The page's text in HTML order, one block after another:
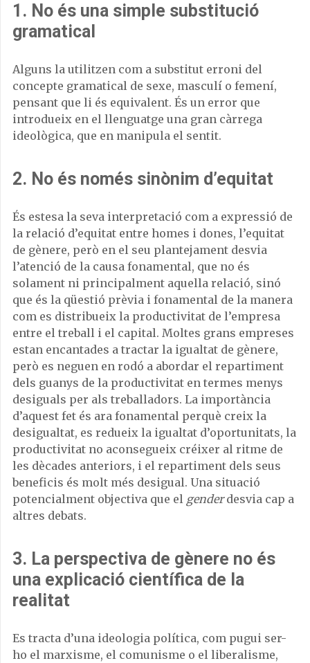
1. No és una simple substitució
gramatical
Alguns la utilitzen com a substitut erroni del
concepte gramatical de sexe, masculí o femení,
pensant que li és equivalent. És un error que
introdueix en el llenguatge una gran càrrega
ideològica, que en manipula el sentit.
2. No és només sinònim d’equitat
És estesa la seva interpretació com a expressió de
la relació d’equitat entre homes i dones, l’equitat
de gènere, però en el seu plantejament desvia
l’atenció de la causa fonamental, que no és
solament ni principalment aquella relació, sinó
que és la qüestió prèvia i fonamental de la manera
com es distribueix la productivitat de l’empresa
entre el treball i el capital. Moltes grans empreses
estan encantades a tractar la igualtat de gènere,
però es neguen en rodó a abordar el repartiment
dels guanys de la productivitat en termes menys
desiguals per als treballadors. La importància
d’aquest fet és ara fonamental perquè creix la
desigualtat, es redueix la igualtat d’oportunitats, la
productivitat no aconsegueix créixer al ritme de
les dècades anteriors, i el repartiment dels seus
beneficis és molt més desigual. Una situació
potencialment objectiva que el genderdesvia cap a
altres debats.
3. La perspectiva de gènere no és
una explicació científica de la
realitat
Es tracta d’una ideologia política, com pugui ser-
ho el marxisme, el comunisme o el liberalisme,